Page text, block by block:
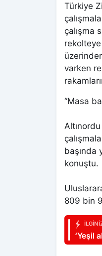
Türkiye
çalışma
rekolteye
varken
“Masa
başında
konuştu.
809 bin
‘Yeşil